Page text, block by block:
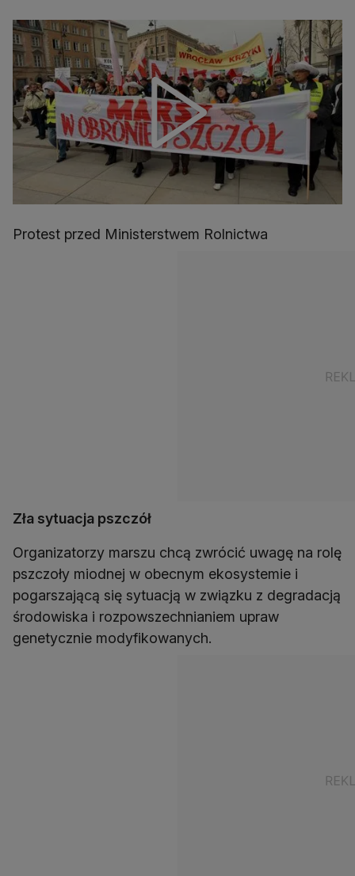
Protest przed Ministerstwem Rolnictwa
Zła sytuacja pszczół
Organizatorzy marszu chcą zwrócić uwagę na rolę
pszczoły miodnej w obecnym ekosystemie i
pogarszającą się sytuacją w związku z degradacją
środowiska i rozpowszechnianiem upraw
genetycznie modyfikowanych.